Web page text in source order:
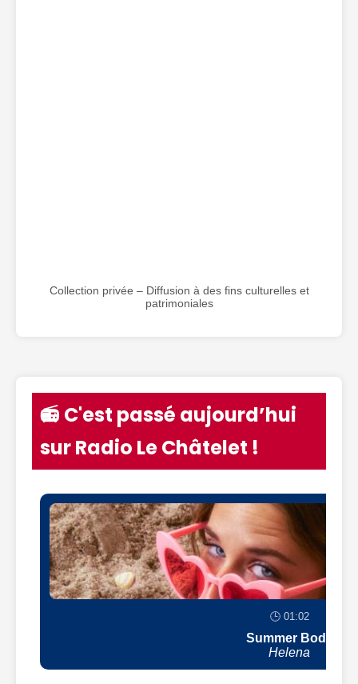
Collection privée – Diffusion à des fins culturelles et
patrimoniales
📻 C'est passé aujourd’hui
sur Radio Le Châtelet !
🕒 01:02
Summer Body
Helena